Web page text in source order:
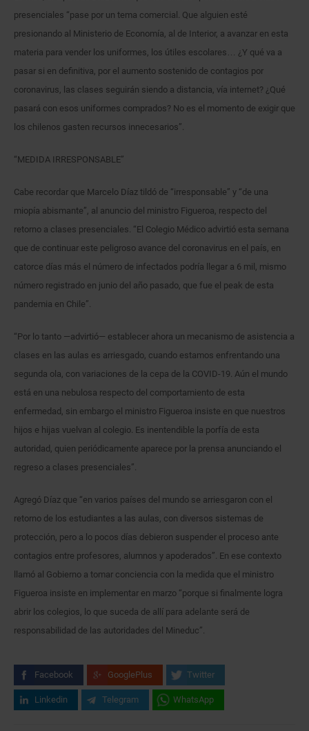
presenciales “pase por un tema comercial. Que alguien esté
presionando al Ministerio de Economía, al de Interior, a avanzar en esta
materia para vender los uniformes, los útiles escolares… ¿Y qué va a
pasar si en definitiva, por el aumento sostenido de contagios por
coronavirus, las clases seguirán siendo a distancia, vía internet? ¿Qué
pasará con esos uniformes comprados? No es el momento de exigir que
los chilenos gasten recursos innecesarios”.
“MEDIDA IRRESPONSABLE”
Cabe recordar que Marcelo Díaz tildó de “irresponsable” y “de una
miopía abismante”, al anuncio del ministro Figueroa, respecto del
retorno a clases presenciales. “El Colegio Médico advirtió esta semana
que de continuar este peligroso avance del coronavirus en el país, en
catorce días más el número de infectados podría llegar a 6 mil, mismo
número registrado en junio del año pasado, que fue el peak de esta
pandemia en Chile”.
“Por lo tanto —advirtió— establecer ahora un mecanismo de asistencia a
clases en las aulas es arriesgado, cuando estamos enfrentando una
segunda ola, con variaciones de la cepa de la COVID-19. Aún el mundo
está en una nebulosa respecto del comportamiento de esta
enfermedad, sin embargo el ministro Figueroa insiste en que nuestros
hijos e hijas vuelvan al colegio. Es inentendible la porfía de esta
autoridad, quien periódicamente aparece por la prensa anunciando el
regreso a clases presenciales”.
Agregó Díaz que “en varios países del mundo se arriesgaron con el
retorno de los estudiantes a las aulas, con diversos sistemas de
protección, pero a lo pocos días debieron suspender el proceso ante
contagios entre profesores, alumnos y apoderados”. En ese contexto
llamó al Gobierno a tomar conciencia con la medida que el ministro
Figueroa insiste en implementar en marzo “porque si finalmente logra
abrir los colegios, lo que suceda de allí para adelante será de
responsabilidad de las autoridades del Mineduc”.
Facebook GooglePlus Twitter
Linkedin Telegram WhatsApp